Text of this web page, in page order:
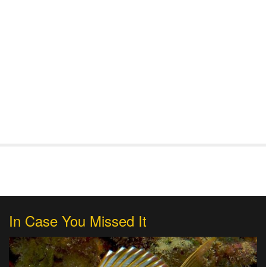
In Case You Missed It